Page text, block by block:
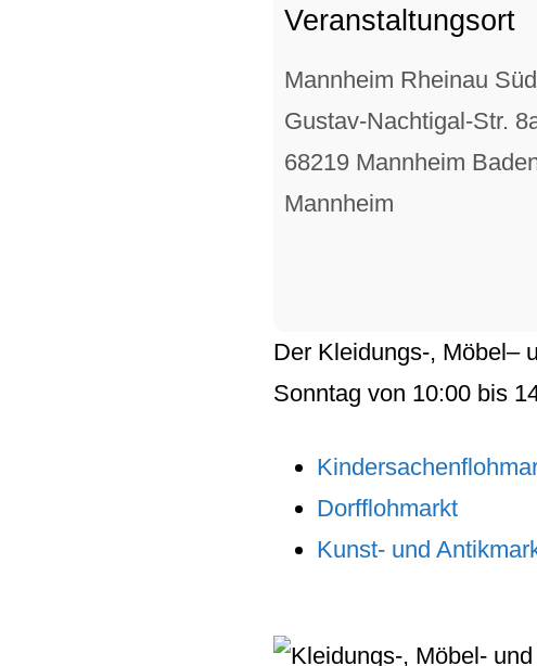
Veranstaltungsort
Mannheim Rheinau Süd
Gustav-Nachtigal-Str.
68219 Mannheim
Mannheim
Der Kleidungs-, Möbel–
Sonntag von 10:00 bis
Dorfflohmarkt
Kunst- und